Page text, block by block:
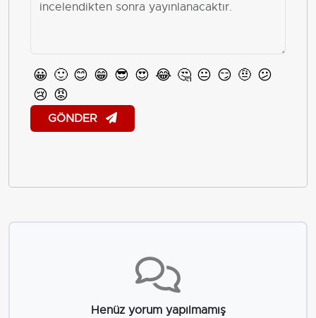
😀 🙂 😊 😁 😎 😍 😂 🤔 😐 😏 🤨 😕
😢 😡
GÖNDER
Henüz yorum yapılmamış